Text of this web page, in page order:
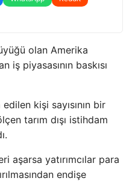
olan Amerika
iş piyasasının baskısı
kişi sayısının bir
tarım dışı istihdam
aşarsa yatırımcılar para
endişe